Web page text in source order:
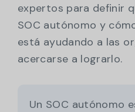
expertos para definir
SOC autónomo y
está ayudando a las
acercarse a lograrlo.
Un SOC autónomo